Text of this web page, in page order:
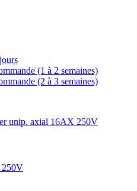
(1 à 2 semaines)
(2 à 3 semaines)